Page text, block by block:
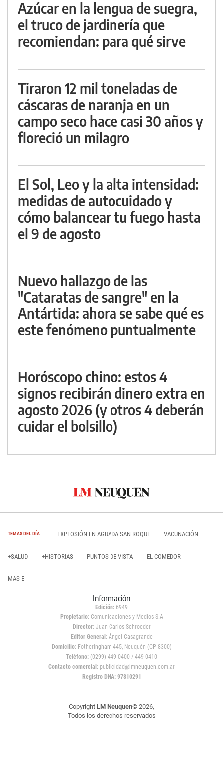
Azúcar en la lengua de suegra,
el truco de jardinería que
recomiendan: para qué sirve
Tiraron 12 mil toneladas de
cáscaras de naranja en un
campo seco hace casi 30 años y
floreció un milagro
El Sol, Leo y la alta intensidad:
medidas de autocuidado y
cómo balancear tu fuego hasta
el 9 de agosto
Nuevo hallazgo de las
"Cataratas de sangre" en la
Antártida: ahora se sabe qué es
este fenómeno puntualmente
Horóscopo chino: estos 4
signos recibirán dinero extra en
agosto 2026 (y otros 4 deberán
cuidar el bolsillo)
TEMAS DEL DÍA EXPLOSIÓN EN AGUADA SAN ROQUE VACUNACIÓN
+SALUD +HISTORIAS PUNTOS DE VISTA EL COMEDOR
MAS E
Información
Edición: 6949
Propietario:Comunicaciones y Medios S.A
Director: Juan Carlos Schroeder
Editor General:Ángel Casagrande
Domicilio:Fotheringham 445, Neuquén (CP 8300)
Teléfono: (0299) 449 0400 / 449 0410
Contacto comercial: publicidad@lmneuquen.com.ar
Registro DNA: 97810291
Copyright LM Neuquen© 2026,
Todos los derechos reservados